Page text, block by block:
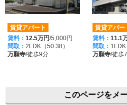
賃貸アパート
賃料： 12.5万円/5,000円
間取： 2LDK（50.38）
万願寺/徒歩9分
賃貸アパー
賃料： 11.1
間取： 1LDK
万願寺/徒歩
このページをメ